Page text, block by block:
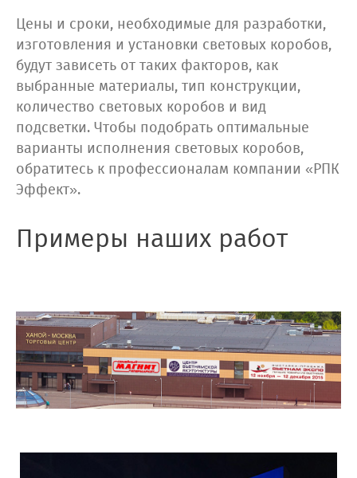
Цены и сроки, необходимые для разработки,
изготовления и установки световых коробов,
будут зависеть от таких факторов, как
выбранные материалы, тип конструкции,
количество световых коробов и вид
подсветки. Чтобы подобрать оптимальные
варианты исполнения световых коробов,
обратитесь к профессионалам компании «РПК
Эффект».
Примеры наших работ